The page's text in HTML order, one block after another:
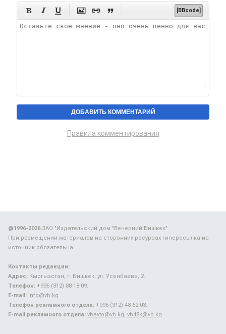
      [BBcode]
Правила комментирования
@1996-2026ЗАО "Издательский дом "Вечерний Бишкек"
При размещении материалов на сторонних ресурсах гиперссылка на
источник обязательна.
Контакты редакции:
Адрес: Кыргызстан, г. Бишкек, ул. Усенбаева, 2.
Телефон: +996 (312) 88-18-09.
E-mail: info@vb.kg
Телефон рекламного отдела: +996 (312) 48-62-03.
E-mail рекламного отдела: vbavto@vb.kg, vb48k@vb.kg